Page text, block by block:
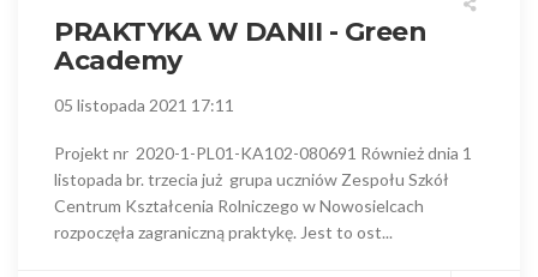
PRAKTYKA W DANII - Green
Academy
05 listopada 2021 17:11
Projekt nr 2020-1-PL01-KA102-080691 Również dnia 1
listopada br. trzecia już grupa uczniów Zespołu Szkół
Centrum Kształcenia Rolniczego w Nowosielcach
rozpoczęła zagraniczną praktykę. Jest to ost...